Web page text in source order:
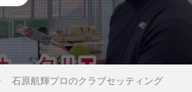
石原航輝プロのクラブセッティング